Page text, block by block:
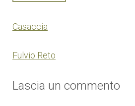
Casaccia
Fulvio Reto
Lascia un commento